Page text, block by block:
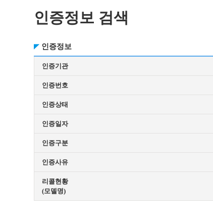
인증정보 검색
인증정보
인증기관
인증번호
인증상태
인증일자
인증구분
인증사유
리콜현황
(모델명)